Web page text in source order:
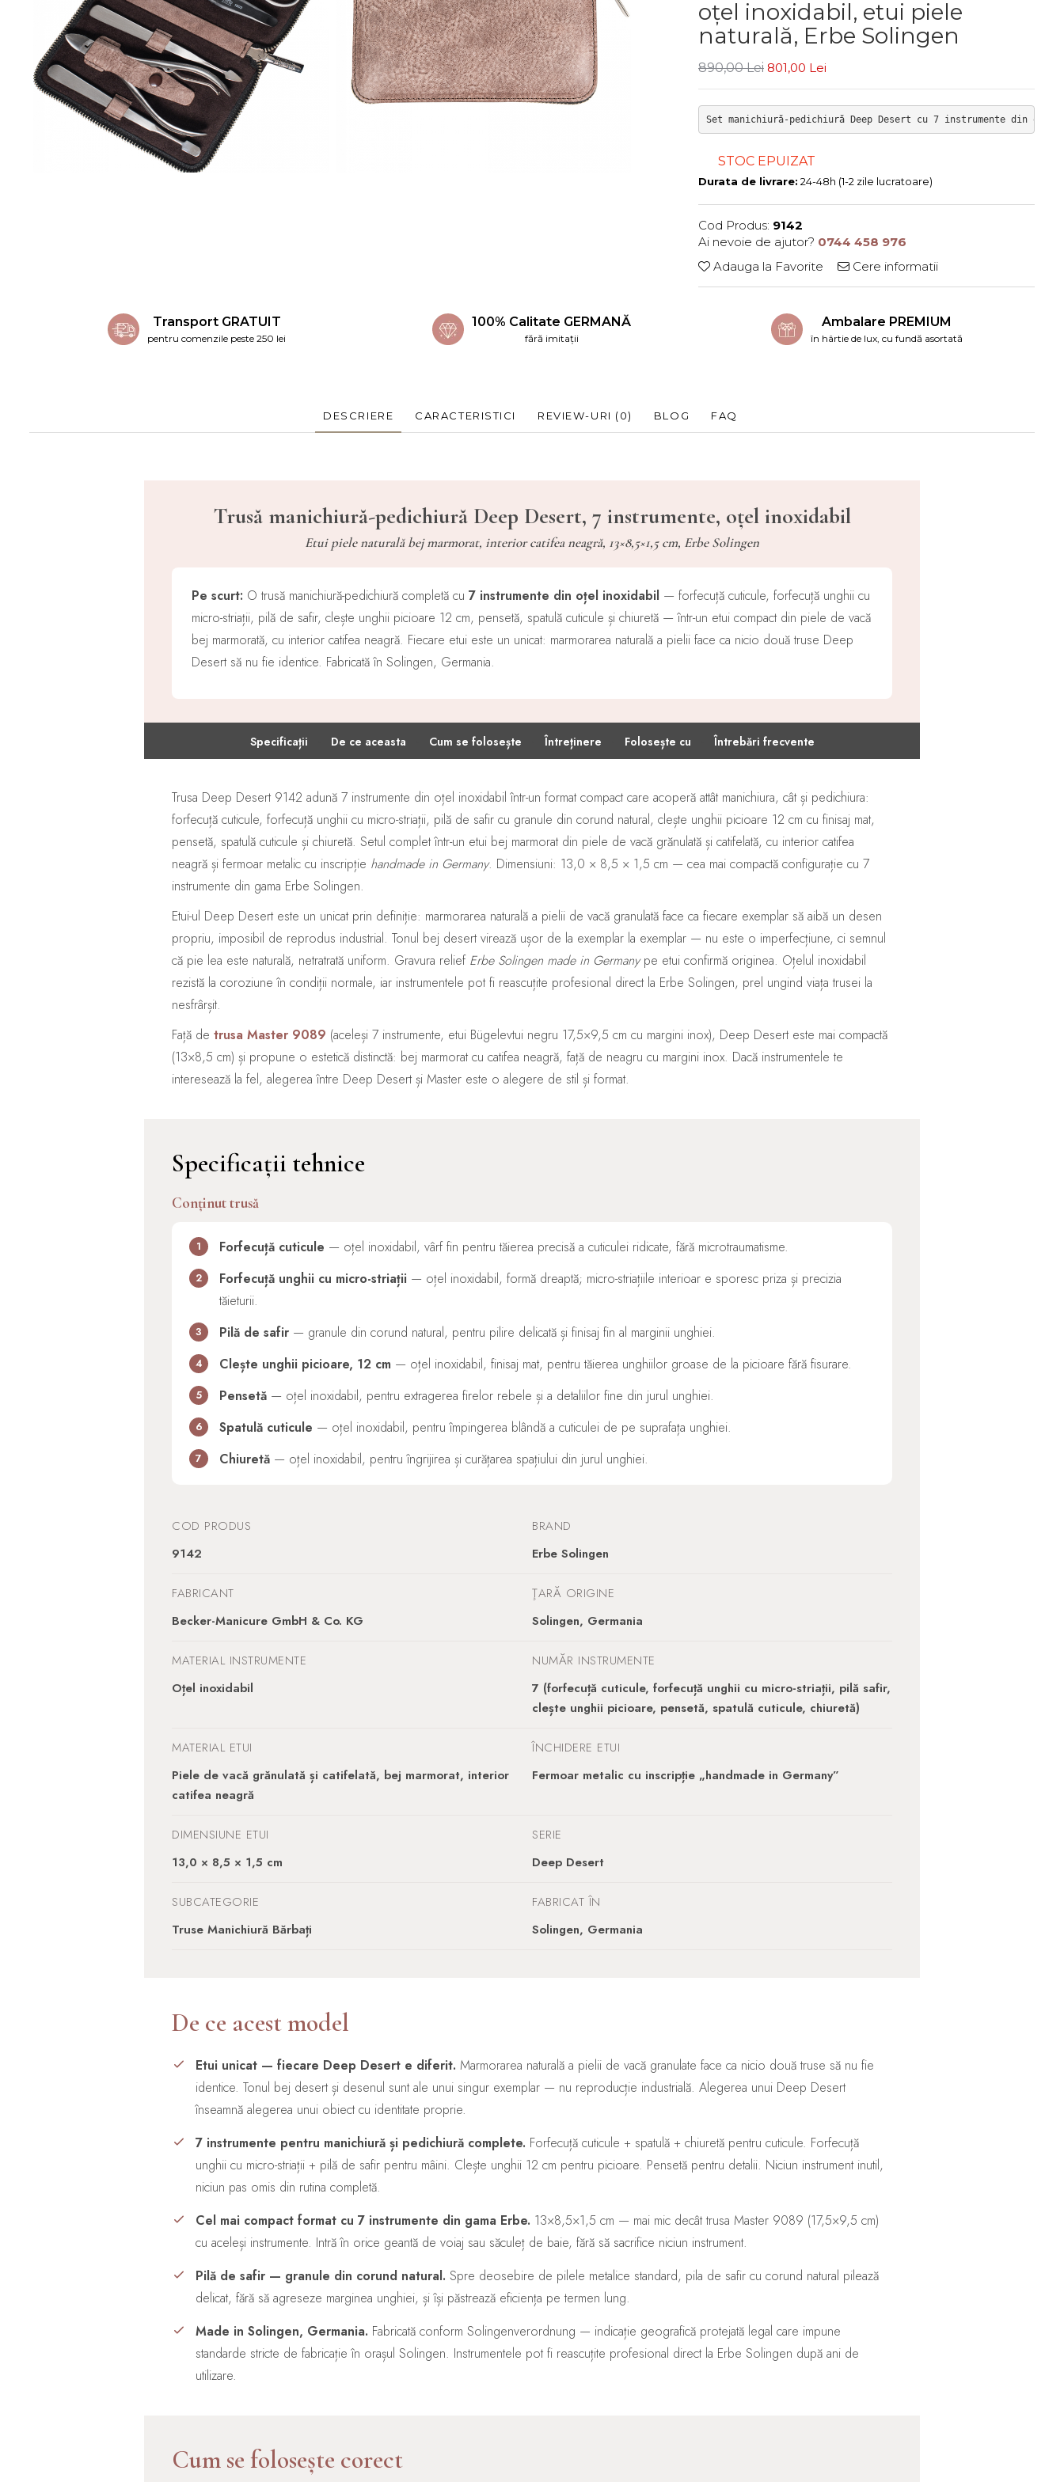
oțel inoxidabil, etui piele
naturală, Erbe Solingen
890,00 Lei 801,00 Lei
Set manichiură-pedichiură Deep Desert cu 7 instrumente din
STOC EPUIZAT
Durata de livrare: 24-48h (1-2 zile lucratoare)
Cod Produs: 9142
Ai nevoie de ajutor? 0744 458 976
Adauga la Favorite
Cere informatii
Transport GRATUIT
pentru comenzile peste 250 lei
100% Calitate GERMANĂ
fără imitații
Ambalare PREMIUM
în hârtie de lux, cu fundă asortată
DESCRIERE CARACTERISTICI REVIEW-URI (0) BLOG FAQ
Trusă manichiură-pedichiură Deep Desert, 7 instrumente, oțel inoxidabil
Etui piele naturală bej marmorat, interior catifea neagră, 13×8,5×1,5 cm, Erbe Solingen
Pe scurt: O trusă manichiură-pedichiură completă cu 7 instrumente din oțel inoxidabil — forfecuță cuticule, forfecuță unghii cu
micro-striații, pilă de safir, clește unghii picioare 12 cm, pensetă, spatulă cuticule și chiuretă — într-un etui compact din piele de vacă
bej marmorată, cu interior catifea neagră. Fiecare etui este un unicat: marmorarea naturală a pielii face ca nicio două truse Deep
Desert să nu fie identice. Fabricată în Solingen, Germania.
Specificații De ce aceasta Cum se folosește Întreținere Folosește cu Întrebări frecvente
Trusa Deep Desert 9142 adună 7 instrumente din oțel inoxidabil într-un format compact care acoperă attât manichiura, cât și pedichiura:
forfecuță cuticule, forfecuță unghii cu micro-striații, pilă de safir cu granule din corund natural, clește unghii picioare 12 cm cu finisaj mat,
pensetă, spatulă cuticule și chiuretă. Setul complet într-un etui bej marmorat din piele de vacă grănulată și catifelată, cu interior catifea
neagră și fermoar metalic cu inscripție handmade in Germany. Dimensiuni: 13,0 × 8,5 × 1,5 cm — cea mai compactă configurație cu 7
instrumente din gama Erbe Solingen.
Etui-ul Deep Desert este un unicat prin definiție: marmorarea naturală a pielii de vacă granulată face ca fiecare exemplar să aibă un desen
propriu, imposibil de reprodus industrial. Tonul bej desert virează ușor de la exemplar la exemplar — nu este o imperfecțiune, ci semnul
că pie lea este naturală, netratrată uniform. Gravura relief Erbe Solingen made in Germanype etui confirmă originea. Oțelul inoxidabil
rezistă la coroziune în condiții normale, iar instrumentele pot fi reascuțite profesional direct la Erbe Solingen, prel ungind viața trusei la
nesfrârșit.
Față de trusa Master 9089 (aceleși 7 instrumente, etui Bügelevtui negru 17,5×9,5 cm cu margini inox), Deep Desert este mai compactă
(13×8,5 cm) și propune o estetică distinctă: bej marmorat cu catifea neagră, față de neagru cu margini inox. Dacă instrumentele te
interesează la fel, alegerea între Deep Desert și Master este o alegere de stil și format.
Specificații tehnice
Conținut trusă
1 Forfecuță cuticule — oțel inoxidabil, vârf fin pentru tăierea precisă a cuticulei ridicate, fără microtraumatisme.
2 Forfecuță unghii cu micro-striații — oțel inoxidabil, formă dreaptă; micro-striațiile interioar e sporesc priza și precizia
tăieturii.
3 Pilă de safir — granule din corund natural, pentru pilire delicată și finisaj fin al marginii unghiei.
4 Clește unghii picioare, 12 cm — oțel inoxidabil, finisaj mat, pentru tăierea unghiilor groase de la picioare fără fisurare.
5 Pensetă — oțel inoxidabil, pentru extragerea firelor rebele și a detaliilor fine din jurul unghiei.
6 Spatulă cuticule — oțel inoxidabil, pentru împingerea blândă a cuticulei de pe suprafața unghiei.
7 Chiuretă — oțel inoxidabil, pentru îngrijirea și curățarea spațiului din jurul unghiei.
COD PRODUS
9142
BRAND
Erbe Solingen
FABRICANT
Becker-Manicure GmbH & Co. KG
ŢARĂ ORIGINE
Solingen, Germania
MATERIAL INSTRUMENTE
Oțel inoxidabil
NUMĂR INSTRUMENTE
7 (forfecuță cuticule, forfecuță unghii cu micro-striații, pilă safir,
clește unghii picioare, pensetă, spatulă cuticule, chiuretă)
MATERIAL ETUI
Piele de vacă grănulată și catifelată, bej marmorat, interior
catifea neagră
ÎNCHIDERE ETUI
Fermoar metalic cu inscripție „handmade in Germany”
DIMENSIUNE ETUI
13,0 × 8,5 × 1,5 cm
SERIE
Deep Desert
SUBCATEGORIE
Truse Manichiură Bărbați
FABRICAT ÎN
Solingen, Germania
De ce acest model
Etui unicat — fiecare Deep Desert e diferit. Marmorarea naturală a pielii de vacă granulate face ca nicio două truse să nu fie
identice. Tonul bej desert și desenul sunt ale unui singur exemplar — nu reproducție industrială. Alegerea unui Deep Desert
înseamnă alegerea unui obiect cu identitate proprie.
7 instrumente pentru manichiură și pedichiură complete. Forfecuță cuticule + spatulă + chiuretă pentru cuticule. Forfecuță
unghii cu micro-striații + pilă de safir pentru mâini. Clește unghii 12 cm pentru picioare. Pensetă pentru detalii. Niciun instrument inutil,
niciun pas omis din rutina completă.
Cel mai compact format cu 7 instrumente din gama Erbe. 13×8,5×1,5 cm — mai mic decât trusa Master 9089 (17,5×9,5 cm)
cu aceleși instrumente. Intră în orice geantă de voiaj sau săculeț de baie, fără să sacrifice niciun instrument.
Pilă de safir — granule din corund natural. Spre deosebire de pilele metalice standard, pila de safir cu corund natural pilează
delicat, fără să agreseze marginea unghiei, și își păstrează eficiența pe termen lung.
Made in Solingen, Germania. Fabricată conform Solingenverordnung — indicație geografică protejată legal care impune
standarde stricte de fabricație în orașul Solingen. Instrumentele pot fi reascuțite profesional direct la Erbe Solingen după ani de
utilizare.
Cum se folosește corect